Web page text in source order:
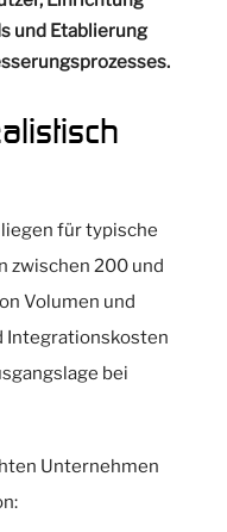
und Etablierung
für typische
zwischen 200 und
Volumen und
Integrationskosten
bei
Unternehmen